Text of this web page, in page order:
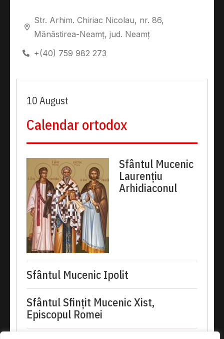
Str. Arhim. Chiriac Nicolau, nr. 86,
Mănăstirea-Neamț, jud. Neamț
+(40) 759 982 273
10 August
Calendar ortodox
Sfântul Mucenic
Laurențiu
Arhidiaconul
Sfântul Mucenic Ipolit
Sfântul Sfințit Mucenic Xist,
Episcopul Romei